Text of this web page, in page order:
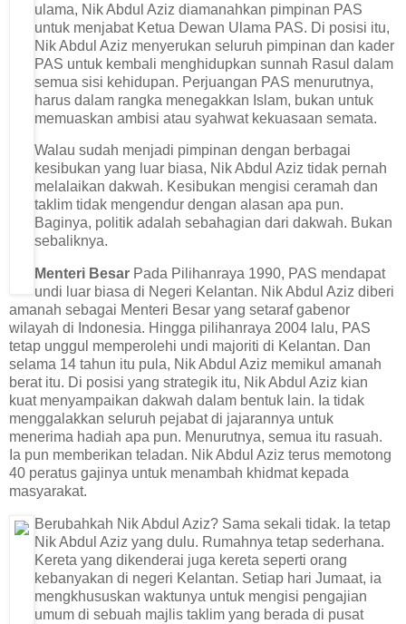
ulama, Nik Abdul Aziz diamanahkan pimpinan PAS
untuk menjabat Ketua Dewan Ulama PAS. Di posisi itu,
Nik Abdul Aziz menyerukan seluruh pimpinan dan kader
PAS untuk kembali menghidupkan sunnah Rasul dalam
semua sisi kehidupan. Perjuangan PAS menurutnya,
harus dalam rangka menegakkan Islam, bukan untuk
memuaskan ambisi atau syahwat kekuasaan semata.
Walau sudah menjadi pimpinan dengan berbagai
kesibukan yang luar biasa, Nik Abdul Aziz tidak pernah
melalaikan dakwah. Kesibukan mengisi ceramah dan
taklim tidak mengendur dengan alasan apa pun.
Baginya, politik adalah sebahagian dari dakwah. Bukan
sebaliknya.
Menteri Besar Pada Pilihanraya 1990, PAS mendapat
undi luar biasa di Negeri Kelantan. Nik Abdul Aziz diberi
amanah sebagai Menteri Besar yang setaraf gabenor
wilayah di Indonesia. Hingga pilihanraya 2004 lalu, PAS
tetap unggul memperolehi undi majoriti di Kelantan. Dan
selama 14 tahun itu pula, Nik Abdul Aziz memikul amanah
berat itu. Di posisi yang strategik itu, Nik Abdul Aziz kian
kuat menyampaikan dakwah dalam bentuk lain. Ia tidak
menggalakkan seluruh pejabat di jajarannya untuk
menerima hadiah apa pun. Menurutnya, semua itu rasuah.
Ia pun memberikan teladan. Nik Abdul Aziz terus memotong
40 peratus gajinya untuk menambah khidmat kepada
masyarakat.
Berubahkah Nik Abdul Aziz? Sama sekali tidak. Ia tetap
Nik Abdul Aziz yang dulu. Rumahnya tetap sederhana.
Kereta yang dikenderai juga kereta seperti orang
kebanyakan di negeri Kelantan. Setiap hari Jumaat, ia
mengkhususkan waktunya untuk mengisi pengajian
umum di sebuah majlis taklim yang berada di pusat